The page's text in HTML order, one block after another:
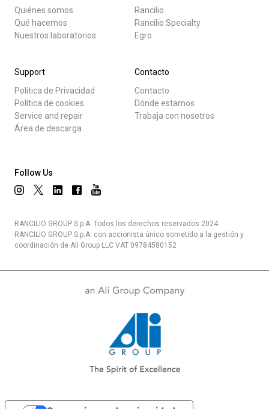
Quiénes somos
Qué hacemos
Nuestros laboratorios
Rancilio
Rancilio Specialty
Egro
Support
Política de Privacidad
Política de cookies
Service and repair
Área de descarga
Contacto
Contacto
Dónde estamos
Trabaja con nosotros
Follow Us
RANCILIO GROUP S.p.A. Todos los derechos reservados 2024.
RANCILIO GROUP S.p.A. con accionista único sometido a la gestión y
coordinación de Ali Group LLC VAT 09784580152